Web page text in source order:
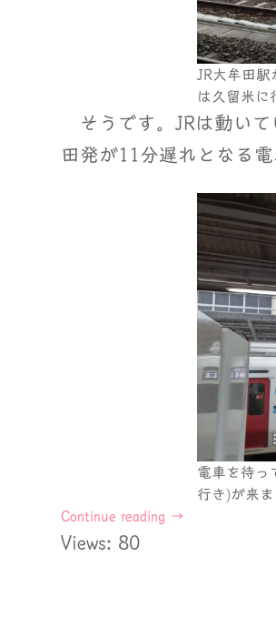
JR大牟田
は久留米に
そうです。JRは動いて
田発が11分遅れとなる
電車を待っ
行き)が来ま
Continue reading →
Views: 80